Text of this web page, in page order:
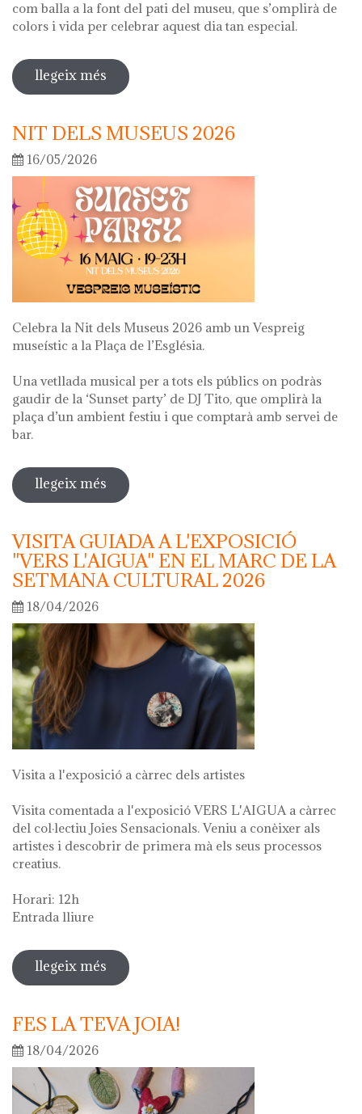
com balla a la font del pati del museu, que s’omplirà de
colors i vida per celebrar aquest dia tan especial.
llegeix més sobre diada de la flor
NIT DELS MUSEUS 2026
16/05/2026
Celebra la Nit dels Museus 2026 amb un Vespreig
museístic a la Plaça de l’Església.
Una vetllada musical per a tots els públics on podràs
gaudir de la ‘Sunset party’ de DJ Tito, que omplirà la
plaça d’un ambient festiu i que comptarà amb servei de
bar.
llegeix més sobre nit dels museus 2026
VISITA GUIADA A L'EXPOSICIÓ
"VERS L'AIGUA" EN EL MARC DE LA
SETMANA CULTURAL 2026
18/04/2026
Visita a l'exposició a càrrec dels artistes
Visita comentada a l'exposició VERS L'AIGUA a càrrec
del col·lectiu Joies Sensacionals. Veniu a conèixer als
artistes i descobrir de primera mà els seus processos
creatius.
Horari: 12h
Entrada lliure
llegeix més sobre visita guiada a l'exposició "vers
l'aigua" en el marc de la setmana
FES LA TEVA JOIA!
18/04/2026